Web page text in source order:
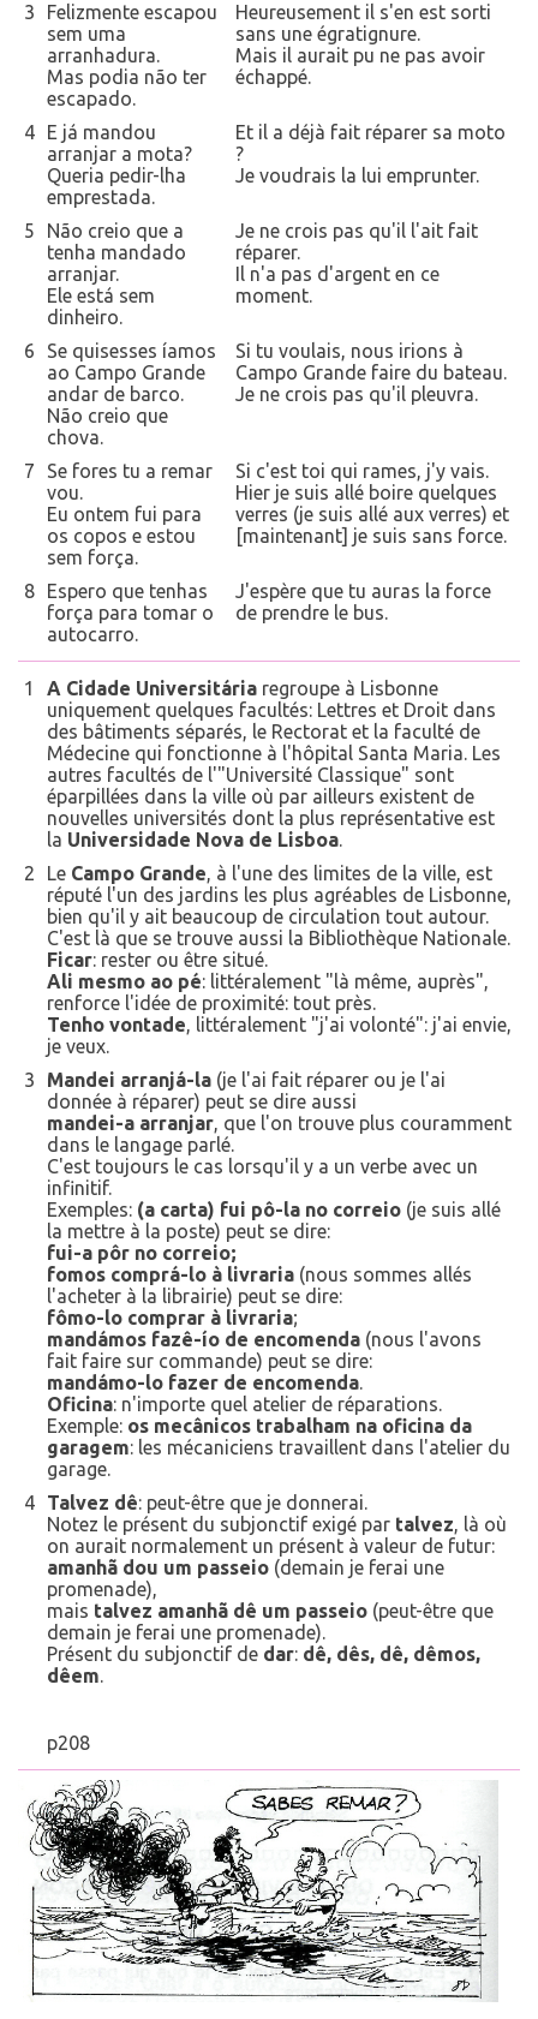
3
Felizmente escapou
sem uma
arranhadura.
Mas podia não ter
escapado.
Heureusement il s'en est sorti
sans une égratignure.
Mais il aurait pu ne pas avoir
échappé.
4
E já mandou
arranjar a mota?
Queria pedir-lha
emprestada.
Et il a déjà fait réparer sa moto
?
Je voudrais la lui emprunter.
5
Não creio que a
tenha mandado
arranjar.
Ele está sem
dinheiro.
Je ne crois pas qu'il l'ait fait
réparer.
Il n'a pas d'argent en ce
moment.
6
Se quisesses íamos
ao Campo Grande
andar de barco.
Não creio que
chova.
Si tu voulais, nous irions à
Campo Grande faire du bateau.
Je ne crois pas qu'il pleuvra.
7
Se fores tu a remar
vou.
Eu ontem fui para
os copos e estou
sem força.
Si c'est toi qui rames, j'y vais.
Hier je suis allé boire quelques
verres (je suis allé aux verres) et
[maintenant] je suis sans force.
8
Espero que tenhas
força para tomar o
autocarro.
J'espère que tu auras la force
de prendre le bus.
1 A Cidade Universitária regroupe à Lisbonne
uniquement quelques facultés: Lettres et Droit dans
des bâtiments séparés, le Rectorat et la faculté de
Médecine qui fonctionne à l'hôpital Santa Maria. Les
autres facultés de l'"Université Classique" sont
éparpillées dans la ville où par ailleurs existent de
nouvelles universités dont la plus représentative est
la Universidade Nova de Lisboa.
2
Le Campo Grande, à l'une des limites de la ville, est
réputé l'un des jardins les plus agréables de Lisbonne,
bien qu'il y ait beaucoup de circulation tout autour.
C'est là que se trouve aussi la Bibliothèque Nationale.
Ficar: rester ou être situé.
Ali mesmo ao pé: littéralement "là même, auprès",
renforce l'idée de proximité: tout près.
Tenho vontade, littéralement "j'ai volonté": j'ai envie,
je veux.
3
Mandei arranjá-la (je l'ai fait réparer ou je l'ai
donnée à réparer) peut se dire aussi
mandei-a arranjar, que l'on trouve plus couramment
dans le langage parlé.
C'est toujours le cas lorsqu'il y a un verbe avec un
infinitif.
Exemples: (a carta) fui pô-la no correio (je suis allé
la mettre à la poste) peut se dire:
fui-a pôr no correio;
fomos comprá-lo à livraria (nous sommes allés
l'acheter à la librairie) peut se dire:
fômo-lo comprar à livraria;
mandámos fazê-ío de encomenda (nous l'avons
fait faire sur commande) peut se dire:
mandámo-lo fazer de encomenda.
Oficina: n'importe quel atelier de réparations.
Exemple: os mecânicos trabalham na oficina da
garagem: les mécaniciens travaillent dans l'atelier du
garage.
4
Talvez dê: peut-être que je donnerai.
Notez le présent du subjonctif exigé par talvez, là où
on aurait normalement un présent à valeur de futur:
amanhã dou um passeio (demain je ferai une
promenade),
mais talvez amanhã dê um passeio (peut-être que
demain je ferai une promenade).
Présent du subjonctif de dar: dê, dês, dê, dêmos,
dêem.
p208